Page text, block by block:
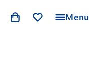
Menu